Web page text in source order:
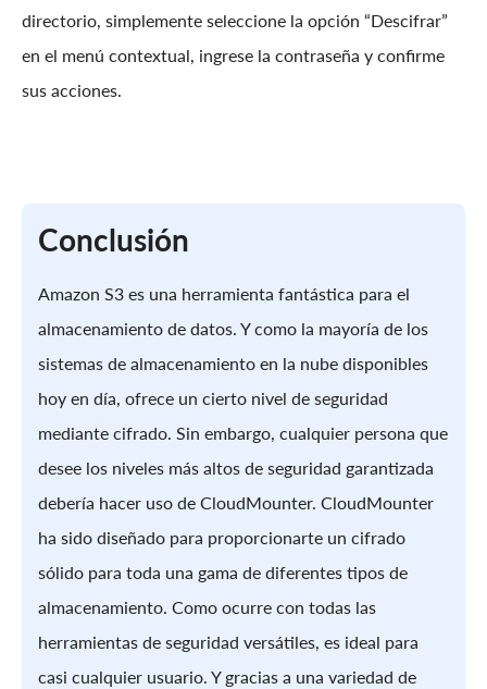
directorio, simplemente seleccione la opción “Descifrar”
en el menú contextual, ingrese la contraseña y confirme
sus acciones.
Conclusión
Amazon S3 es una herramienta fantástica para el
almacenamiento de datos. Y como la mayoría de los
sistemas de almacenamiento en la nube disponibles
hoy en día, ofrece un cierto nivel de seguridad
mediante cifrado. Sin embargo, cualquier persona que
desee los niveles más altos de seguridad garantizada
debería hacer uso de CloudMounter. CloudMounter
ha sido diseñado para proporcionarte un cifrado
sólido para toda una gama de diferentes tipos de
almacenamiento. Como ocurre con todas las
herramientas de seguridad versátiles, es ideal para
casi cualquier usuario. Y gracias a una variedad de